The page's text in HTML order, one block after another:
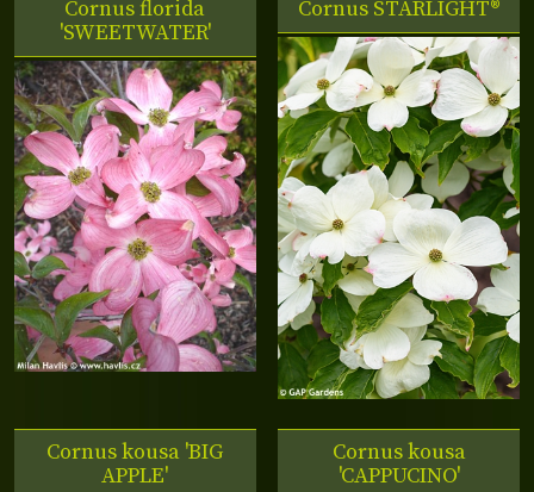
Cornus florida
'SWEETWATER'
Cornus STARLIGHT®
Cornus kousa 'BIG
APPLE'
Cornus kousa
'CAPPUCINO'